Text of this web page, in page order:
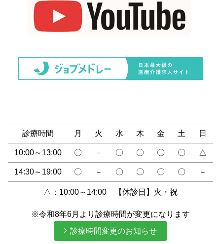
診療時間 月 火 水 木 金 土 日
10:00～13:00 〇 － 〇 〇 〇 〇 △
14:30～19:00 〇 － 〇 〇 〇 〇 －
△：10:00～14:00 【休診日】火・祝
※令和8年6月より診療時間が変更になります
診療時間変更のお知らせ